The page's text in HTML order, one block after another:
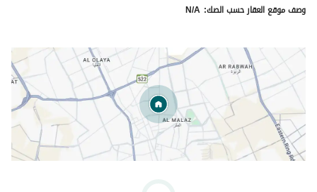
وصف موقع العقار حسب الصك: N/A